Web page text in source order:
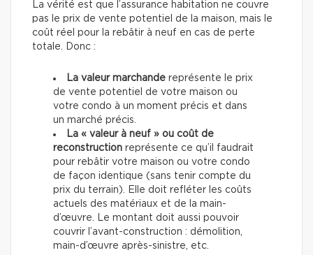
La vérité est que l’assurance habitation ne couvre
pas le prix de vente potentiel de la maison, mais le
coût réel pour la rebâtir à neuf en cas de perte
totale. Donc :
La valeur marchande représente le prix
de vente potentiel de votre maison ou
votre condo à un moment précis et dans
un marché précis.
La « valeur à neuf » ou coût de
reconstruction représente ce qu’il faudrait
pour rebâtir votre maison ou votre condo
de façon identique (sans tenir compte du
prix du terrain). Elle doit refléter les coûts
actuels des matériaux et de la main-
d’œuvre. Le montant doit aussi pouvoir
couvrir l’avant-construction : démolition,
main-d’œuvre après-sinistre, etc.